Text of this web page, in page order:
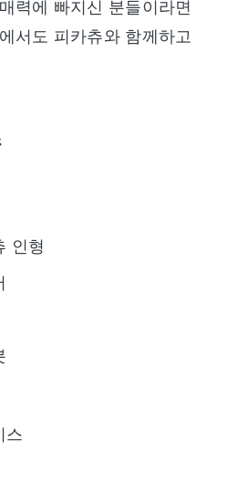
력에 빠지신 분들이라면
서도 피카츄와 함께하고
인형
스